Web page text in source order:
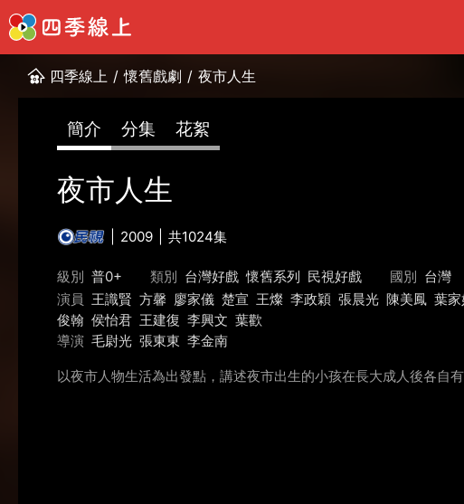
四季線上 / 懷舊戲劇 / 夜市人生
簡介 分集 花絮
夜市人生
2009 共1024集
級別 普0+ 類別 台灣好戲 懷舊系列 民視好戲 國別 台灣
演員 王識賢 方馨 廖家儀 楚宣 王燦 李政穎 張晨光 陳美鳳 葉
俊翰 侯怡君 王建復 李興文 葉歡
導演 毛尉光 張東東 李金南
以夜市人物生活為出發點，講述夜市出生的小孩在長大成人後各自有